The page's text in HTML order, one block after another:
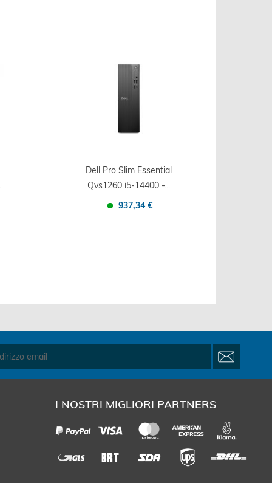
Dell Pro Slim Essential
Qvs1260 i5-14400 -...
937,34 €
I NOSTRI MIGLIORI PARTNERS